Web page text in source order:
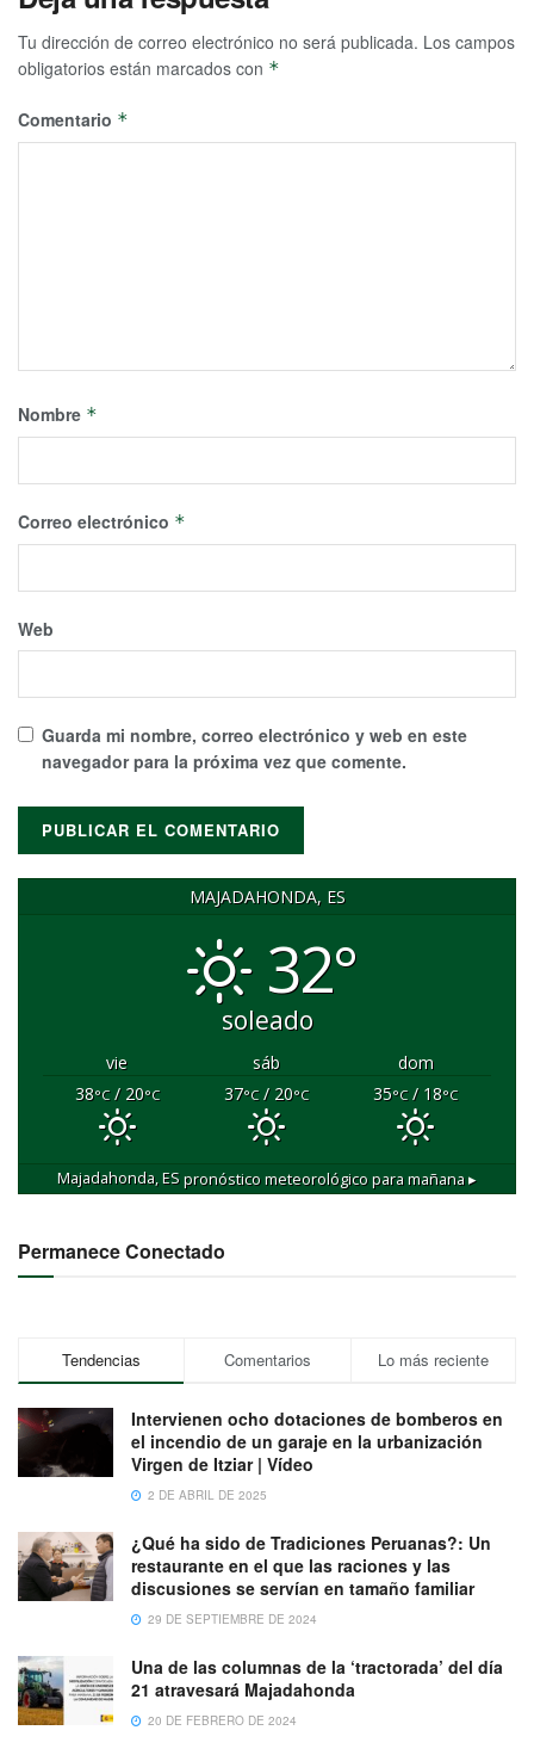
Tu dirección de correo electrónico no será publicada. Los campos
obligatorios están marcados con *
Comentario *
Nombre *
Correo electrónico *
Web
Guarda mi nombre, correo electrónico y web en este
navegador para la próxima vez que comente.
MAJADAHONDA, ES
32°
soleado
vie sáb
dom
38°C/ 20°C 37°C/ 20°C 35°C/ 18°C
Majadahonda, ESpronóstico meteorológico para mañana ▸
Permanece Conectado
Tendencias Comentarios Lo más reciente
Intervienen ocho dotaciones de bomberos en
el incendio de un garaje en la urbanización
Virgen de Itziar | Vídeo
2 DE ABRIL DE 2025
¿Qué ha sido de Tradiciones Peruanas?: Un
restaurante en el que las raciones y las
discusiones se servían en tamaño familiar
29 DE SEPTIEMBRE DE 2024
Una de las columnas de la ‘tractorada’ del día
21 atravesará Majadahonda
20 DE FEBRERO DE 2024